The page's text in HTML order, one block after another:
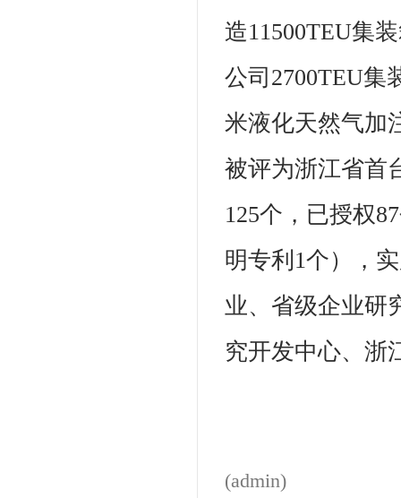
造11500TEU集
公司2700TEU集
米液化天然气加
被评为浙江省首
125个，已授权
明专利1个），
业、省级企业研
究开发中心、浙
(admin)